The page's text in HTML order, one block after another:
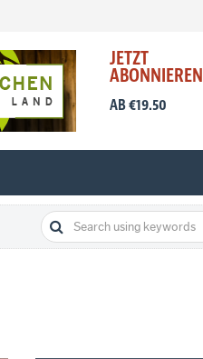
JETZT
ABONNIEREN
AB €19.50